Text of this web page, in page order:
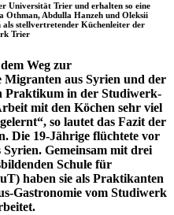
Universität Trier und erhalten so eine
Othman, Abdulla Hanzeh und Oleksii
stellvertretender Küchenleiter der
Trier
Weg zur
aus Syrien und der
Praktikum in der Studiwerk-
mit den Köchen sehr viel
so lautet das Fazit der
Die 19-Jährige flüchtete vor
Gemeinsam mit drei
Schule für
haben sie als Praktikanten
Gastronomie vom Studiwerk